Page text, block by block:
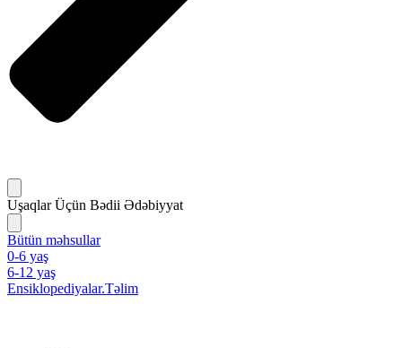
Uşaqlar Üçün Bədii Ədəbiyyat
Bütün məhsullar
0-6 yaş
6-12 yaş
Ensiklopediyalar.Təlim